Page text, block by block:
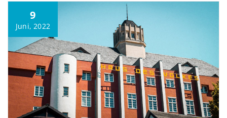
9
Juni, 2022